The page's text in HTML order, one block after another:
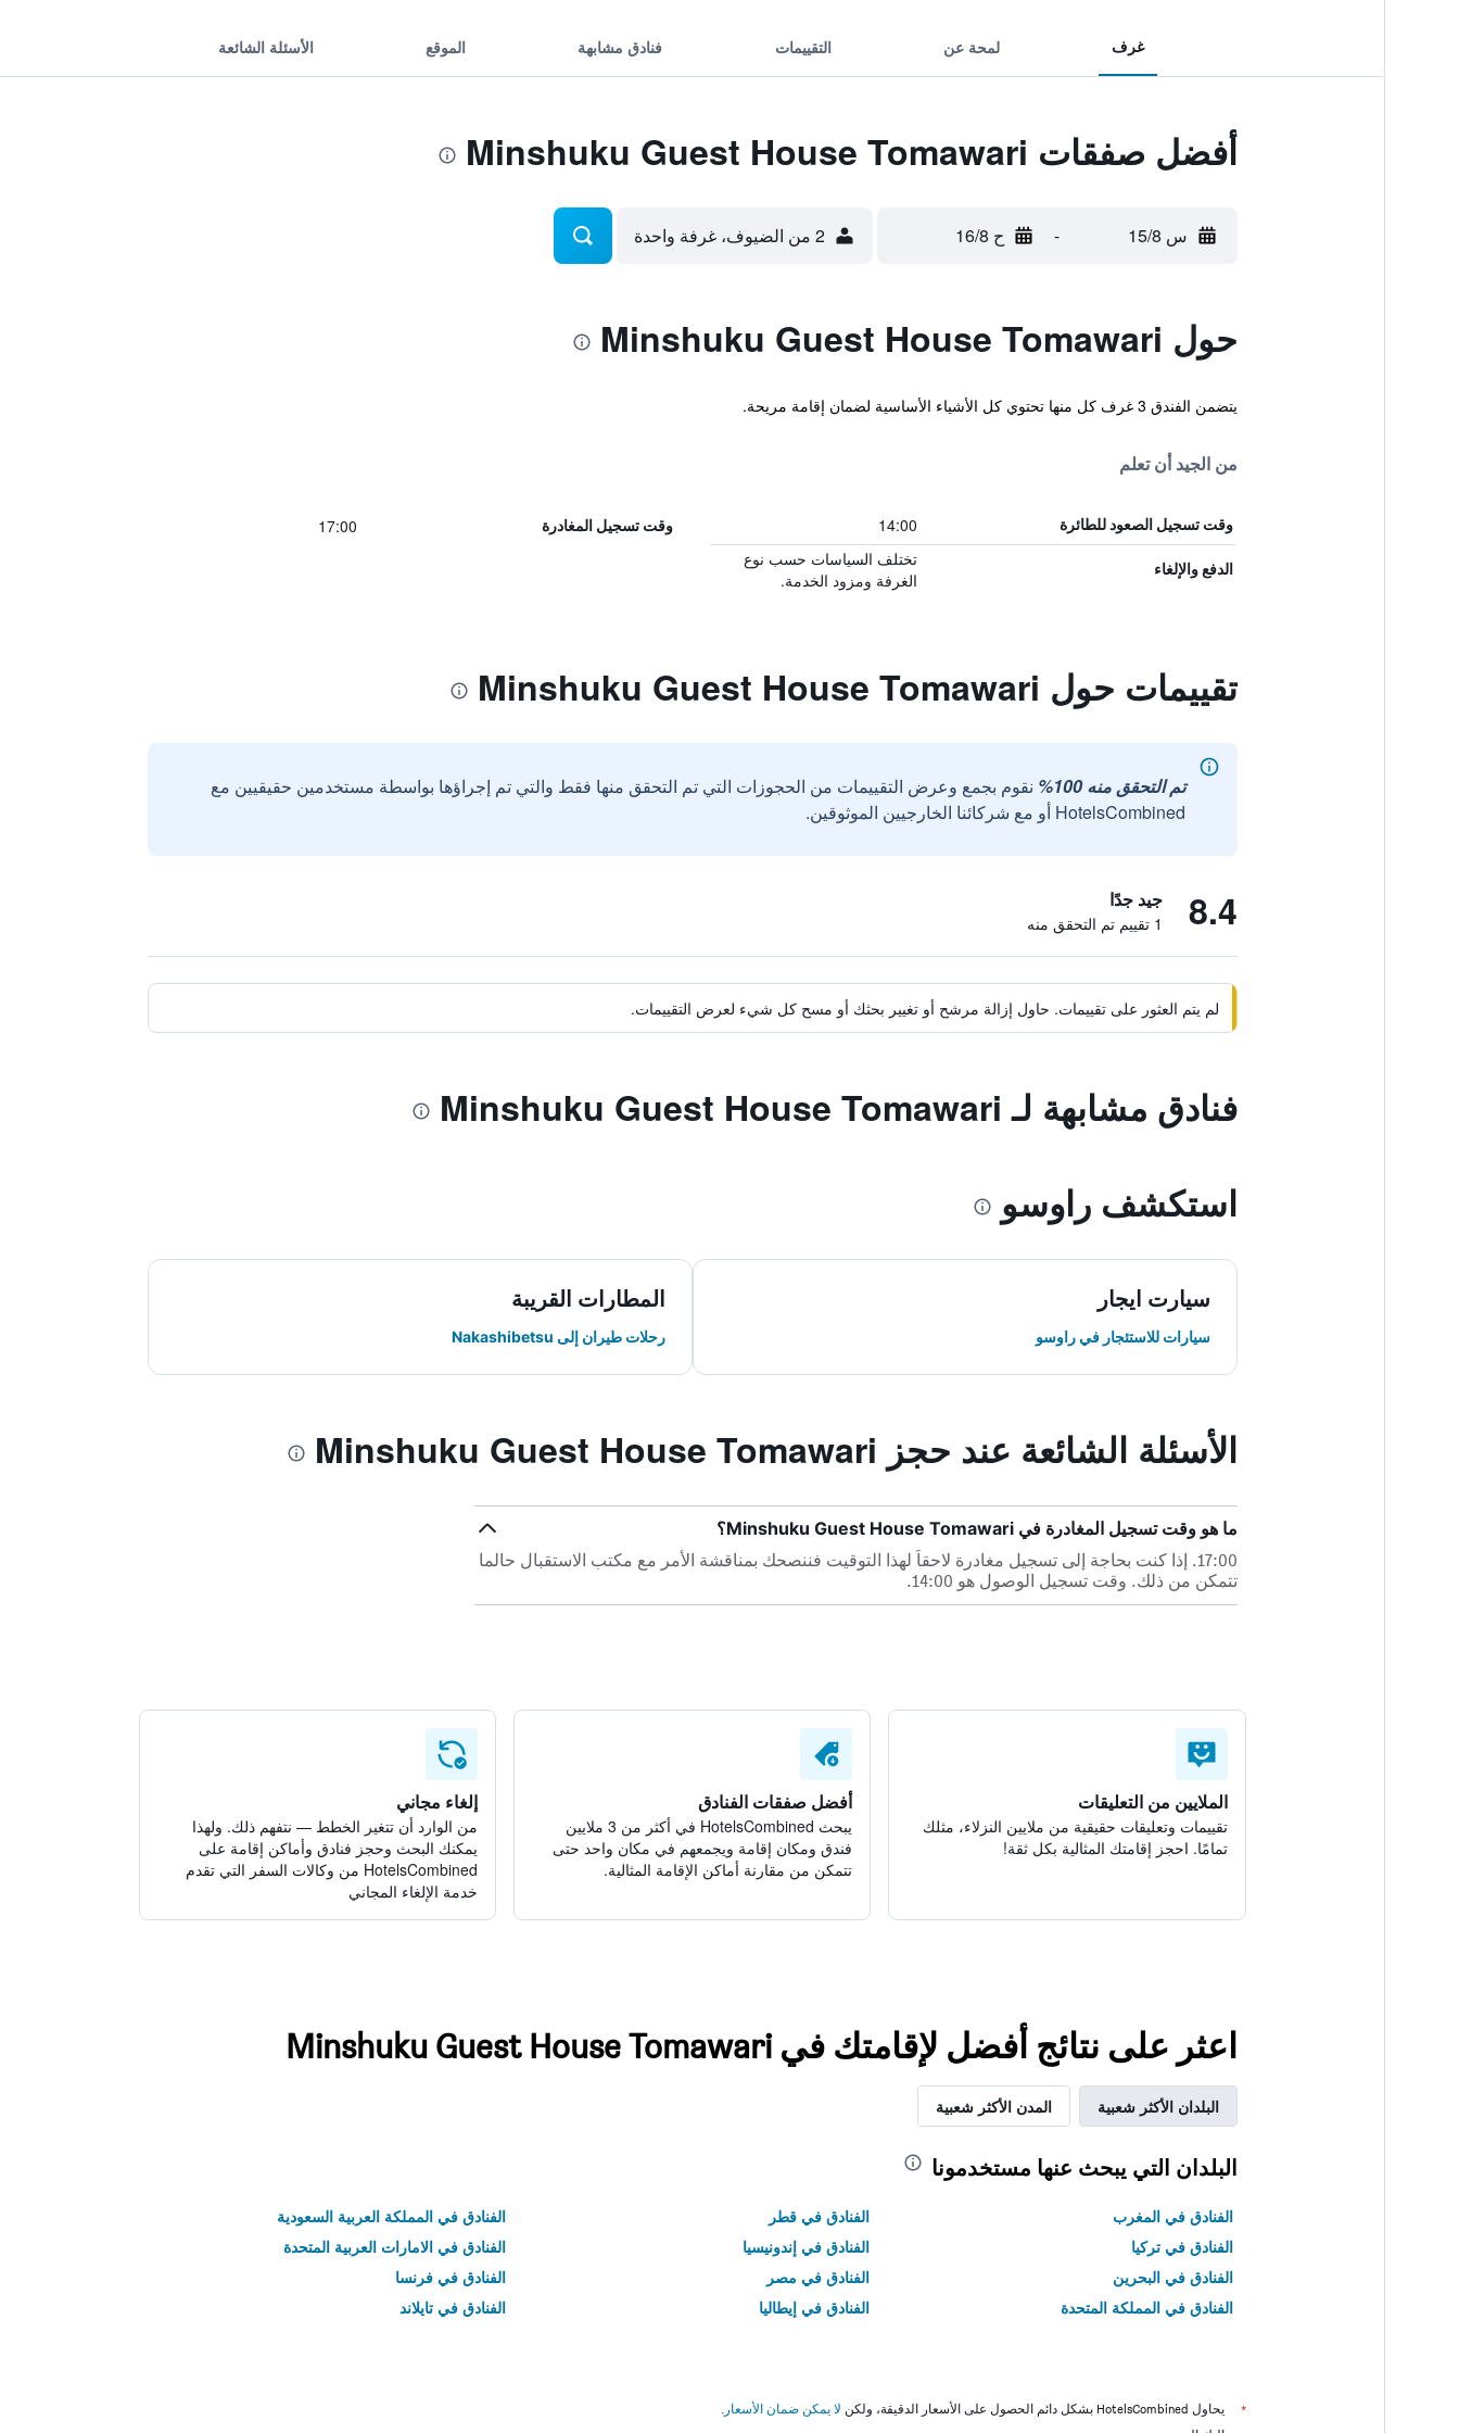
غرف لمحة عن التقييمات فنادق مشابهة الموقع الأسئلة الشائعة
أفضل صفقات Minshuku Guest House Tomawari
س 15/8 - ح 16/8 2 من الضيوف، غرفة واحدة
حول Minshuku Guest House Tomawari
يتضمن الفندق 3 غرف كل منها تحتوي كل الأشياء الأساسية لضمان إقامة مريحة.
من الجيد أن تعلم
وقت تسجيل الصعود للطائرة 14:00 وقت تسجيل المغادرة 17:00
الدفع والإلغاء
تختلف السياسات حسب نوع
الغرفة ومزود الخدمة.
تقييمات حول Minshuku Guest House Tomawari
تم التحقق منه 100%
نقوم بجمع وعرض التقييمات من الحجوزات التي تم التحقق منها فقط والتي تم إجراؤها بواسطة مستخدمين حقيقيين مع
HotelsCombined أو مع شركائنا الخارجيين الموثوقين.
8.4 جيد جدًا
1 تقييم تم التحقق منه
لم يتم العثور على تقييمات. حاول إزالة مرشح أو تغيير بحثك أو مسح كل شيء لعرض التقييمات.
فنادق مشابهة لـ Minshuku Guest House Tomawari
استكشف راوسو
سيارت ايجار
سيارات للاستئجار في راوسو
المطارات القريبة
رحلات طيران إلى Nakashibetsu
الأسئلة الشائعة عند حجز Minshuku Guest House Tomawari
ما هو وقت تسجيل المغادرة في Minshuku Guest House Tomawari؟
17:00. إذا كنت بحاجة إلى تسجيل مغادرة لاحقاً لهذا التوقيت فننصحك بمناقشة الأمر مع مكتب الاستقبال حالما
تتمكن من ذلك. وقت تسجيل الوصول هو 14:00.
الملايين من التعليقات
تقييمات وتعليقات حقيقية من ملايين النزلاء، مثلك
تمامًا. احجز إقامتك المثالية بكل ثقة!
أفضل صفقات الفنادق
يبحث HotelsCombined في أكثر من 3 ملايين
فندق ومكان إقامة ويجمعهم في مكان واحد حتى
تتمكن من مقارنة أماكن الإقامة المثالية.
إلغاء مجاني
من الوارد أن تتغير الخطط — نتفهم ذلك. ولهذا
يمكنك البحث وحجز فنادق وأماكن إقامة على
HotelsCombined من وكالات السفر التي تقدم
خدمة الإلغاء المجاني
اعثر على نتائج أفضل لإقامتك في Minshuku Guest House Tomawari
البلدان الأكثر شعبية المدن الأكثر شعبية
البلدان التي يبحث عنها مستخدمونا
الفنادق في المغرب الفنادق في قطر
الفنادق في المملكة العربية السعودية
الفنادق في تركيا
الفنادق في إندونيسيا
الفنادق في الامارات العربية المتحدة
الفنادق في البحرين
الفنادق في مصر
الفنادق في فرنسا
الفنادق في المملكة المتحدة
الفنادق في إيطاليا الفنادق في تايلاند
* يحاول HotelsCombined بشكل دائم الحصول على الأسعار الدقيقة، ولكن لا يمكن ضمان الأسعار.